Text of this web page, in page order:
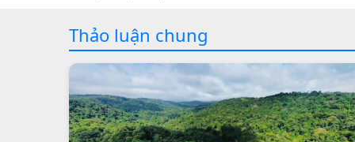
Thảo luận chung